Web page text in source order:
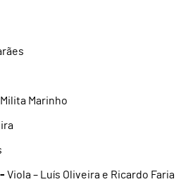
Marinho
Viola – Luís Oliveira e Ricardo Faria